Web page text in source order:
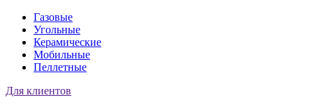
Газовые
Угольные
Керамические
Мобильные
Пеллетные
Для клиентов